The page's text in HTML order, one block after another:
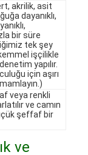
akrilik, asit
dayanıklı,
bir süre
tek şey
işçilikle
yapılır.
için aşırı
veya renkli
ve camın
şeffaf bir
ve